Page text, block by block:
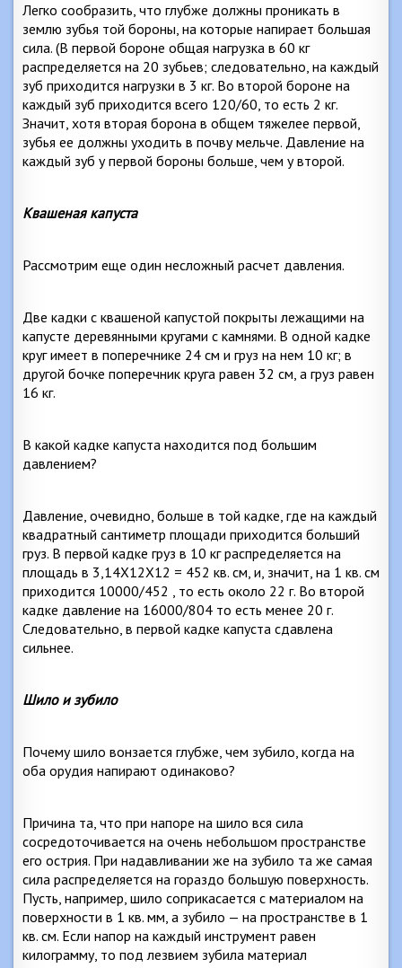
Легко сообразить, что глубже должны проникать в
землю зубья той бороны, на которые напирает большая
сила. (В первой бороне общая нагрузка в 60 кг
распределяется на 20 зубьев; следовательно, на каждый
зуб приходится нагрузки в 3 кг. Во второй бороне на
каждый зуб приходится всего 120/60, то есть 2 кг.
Значит, хотя вторая борона в общем тяжелее первой,
зубья ее должны уходить в почву мельче. Давление на
каждый зуб у первой бороны больше, чем у второй.
Квашеная капуста
Рассмотрим еще один несложный расчет давления.
Две кадки с квашеной капустой покрыты лежащими на
капусте деревянными кругами с камнями. В одной кадке
круг имеет в поперечнике 24 см и груз на нем 10 кг; в
другой бочке поперечник круга равен 32 см, а груз равен
16 кг.
В какой кадке капуста находится под большим
давлением?
Давление, очевидно, больше в той кадке, где на каждый
квадратный сантиметр площади приходится больший
груз. В первой кадке груз в 10 кграспределяется на
площадь в 3,14X12X12 = 452 кв. см, и, значит, на 1 кв. см
приходится 10000/452 , то есть около 22 г. Во второй
кадке давление на 16000/804 то есть менее 20 г.
Следовательно, в первой кадке капуста сдавлена
сильнее.
Шило и зубило
Почему шило вонзается глубже, чем зубило, когда на
оба орудия напирают одинаково?
Причина та, что при напоре на шило вся сила
сосредоточивается на очень небольшом пространстве
его острия. При надавливании же на зубило та же самая
сила распределяется на гораздо большую поверхность.
Пусть, например, шило соприкасается с материалом на
поверхности в 1 кв. мм, а зубило — на пространстве в 1
кв. см. Если напор на каждый инструмент равен
килограмму, то под лезвием зубила материал